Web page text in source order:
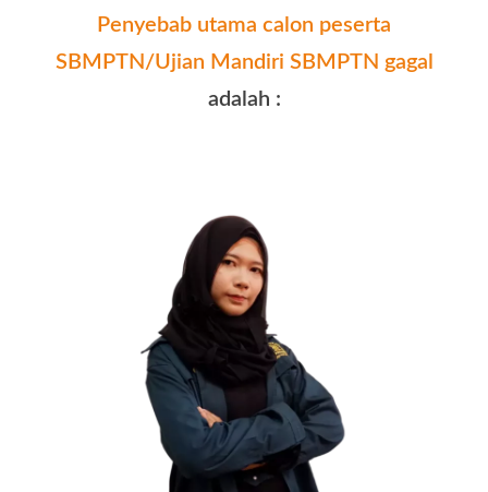
Penyebab utama calon peserta
SBMPTN/Ujian Mandiri SBMPTN gagal
adalah :